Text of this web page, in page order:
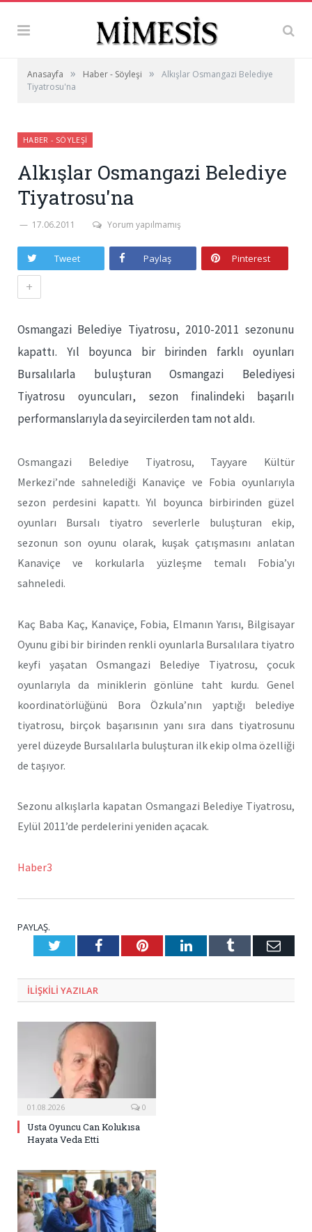
Anasayfa » Haber - Söyleşi »
Alkışlar Osmangazi Belediye
Tiyatrosu'na
HABER - SÖYLEŞI
Alkışlar Osmangazi Belediye
Tiyatrosu'na
17.06.2011 Yorum yapılmamış
Tweet Paylaş Pinterest
+
Osmangazi Belediye Tiyatrosu, 2010-2011 sezonunu
kapattı. Yıl boyunca bir birinden farklı oyunları
Bursalılarla buluşturan Osmangazi Belediyesi
Tiyatrosu oyuncuları, sezon finalindeki başarılı
performanslarıyla da seyircilerden tam not aldı.
Osmangazi Belediye Tiyatrosu, Tayyare Kültür
Merkezi’nde sahnelediği Kanaviçe ve Fobia oyunlarıyla
sezon perdesini kapattı. Yıl boyunca birbirinden güzel
oyunları Bursalı tiyatro severlerle buluşturan ekip,
sezonun son oyunu olarak, kuşak çatışmasını anlatan
Kanaviçe ve korkularla yüzleşme temalı Fobia’yı
sahneledi.
Kaç Baba Kaç, Kanaviçe, Fobia, Elmanın Yarısı, Bilgisayar
Oyunu gibi bir birinden renkli oyunlarla Bursalılara tiyatro
keyfi yaşatan Osmangazi Belediye Tiyatrosu, çocuk
oyunlarıyla da miniklerin gönlüne taht kurdu. Genel
koordinatörlüğünü Bora Özkula’nın yaptığı belediye
tiyatrosu, birçok başarısının yanı sıra dans tiyatrosunu
yerel düzeyde Bursalılarla buluşturan ilk ekip olma özelliği
de taşıyor.
Sezonu alkışlarla kapatan Osmangazi Belediye Tiyatrosu,
Eylül 2011’de perdelerini yeniden açacak.
Haber3
PAYLAŞ.
TwitterFacebookPinterestLinkedInTumblr E-
ILIŞKILI YAZILAR
01.08.2026 0
Usta Oyuncu Can Kolukısa
Hayata Veda Etti